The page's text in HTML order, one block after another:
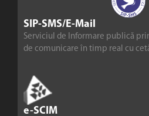
SIP-SMS/E-Mail
Serviciul de Informare publică
de comunicare în timp real cu
e-SCIM